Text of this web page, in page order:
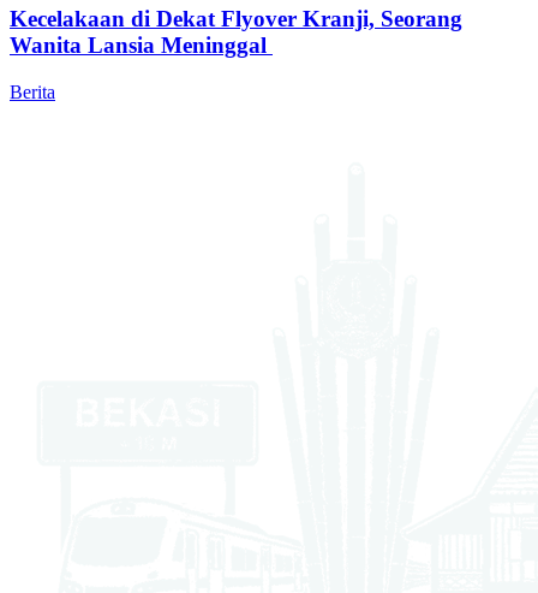
Kecelakaan di Dekat Flyover Kranji, Seorang
Wanita Lansia Meninggal
Berita